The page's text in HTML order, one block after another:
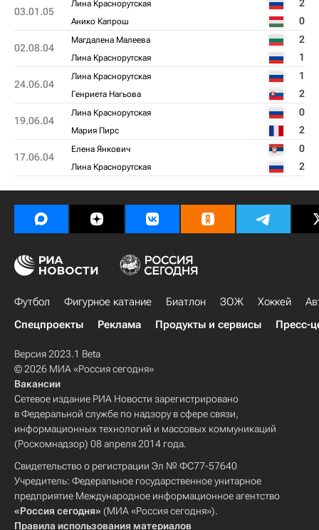
03.01.05
Лина Краснорутская 2
Анико Капрош 0
02.08.04
Магдалена Малеева 2
Лина Краснорутская 1
24.06.04
Лина Краснорутская 1
Генриета Нагьова 2
19.06.04
Лина Краснорутская 0
Мария Пирс 2
17.06.04
Елена Янкович 0
Лина Краснорутская 2
Футбол Фигурное катание Биатлон ЗОЖ Хоккей
Спецпроекты
Реклама Продукты и сервисы Пресс-
Версия 2023.1 Beta
© 2026 МИА «Россия сегодня»
Вакансии
Сетевое издание РИА Новости зарегистрировано
в Федеральной службе по надзору в сфере связи,
информационных технологий и массовых коммуникаций
(Роскомнадзор) 08 апреля 2014 года.
Свидетельство о регистрации Эл № ФС77-57640
Учредитель: Федеральное государственное унитарное
предприятие Международное информационное агентство
«Россия сегодня» (МИА «Россия сегодня»).
Правила использования материалов